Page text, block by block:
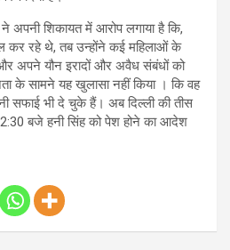
अपनी शिकायत में आरोप लगाया है कि,
कर रहे थे, तब उन्होंने कई महिलाओं के
अपने यौन इरादों और अवैध संबंधों को
के सामने यह खुलासा नहीं किया । कि वह
सफाई भी दे चुके हैं। अब दिल्ली की तीस
बजे हनी सिंह को पेश होने का आदेश